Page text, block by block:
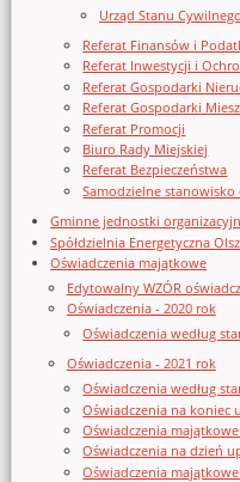
Urząd Stanu Cywilnego
Referat Finansów i
Referat Inwestycji i
Referat Gospodarki
Referat Gospodarki
Referat Promocji
Biuro Rady Miejskiej
Referat Bezpieczeństwa
Samodzielne stanowisko
Gminne jednostki
Spółdzielnia Energetyczna
Oświadczenia majątkowe
Edytowalny WZÓR
Oświadczenia - 2020 rok
Oświadczenia według
Oświadczenia - 2021 rok
Oświadczenia według
Oświadczenia na koniec
Oświadczenia
Oświadczenia na dzień
Oświadczenia